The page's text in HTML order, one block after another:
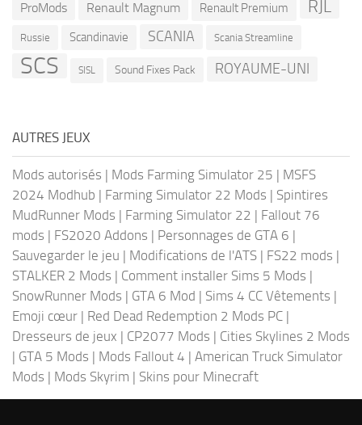
ProMods Renault Magnum Renault Premium RJL
Russie Scandinavie SCANIA Scania Streamline
SCS SISL Sound Fixes Pack ROYAUME-UNI
AUTRES JEUX
Mods autorisés | Mods Farming Simulator 25 | MSFS
2024 Modhub | Farming Simulator 22 Mods | Spintires
MudRunner Mods | Farming Simulator 22 | Fallout 76
mods | FS2020 Addons | Personnages de GTA 6 |
Sauvegarder le jeu | Modifications de l'ATS | FS22 mods |
STALKER 2 Mods | Comment installer Sims 5 Mods |
SnowRunner Mods | GTA 6 Mod | Sims 4 CC Vêtements |
Emoji cœur | Red Dead Redemption 2 Mods PC |
Dresseurs de jeux | CP2077 Mods | Cities Skylines 2 Mods
| GTA 5 Mods | Mods Fallout 4 | American Truck Simulator
Mods | Mods Skyrim | Skins pour Minecraft